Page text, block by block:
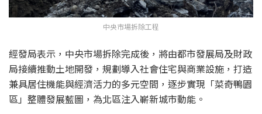
中央市場拆除工程
經發局表示，中央市場拆除完成後，將由都市發展局及財政
局接續推動土地開發，規劃導入社會住宅與商業設施，打造
兼具居住機能與經濟活力的多元空間，逐步實現「菜奇鴨園
區」整體發展藍圖，為北區注入嶄新城市動能。